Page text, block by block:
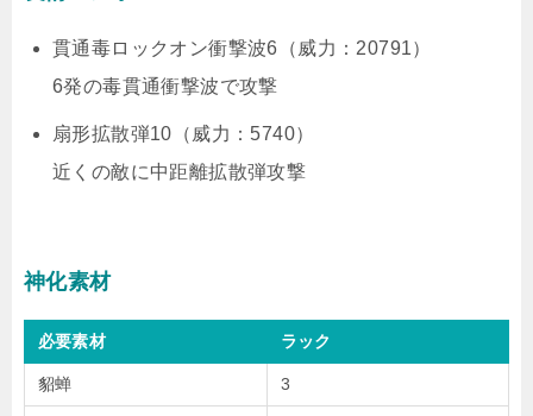
貫通毒ロックオン衝撃波6（威力：20791）
6発の毒貫通衝撃波で攻撃
扇形拡散弾10（威力：5740）
近くの敵に中距離拡散弾攻撃
神化素材
必要素材 ラック
貂蝉 3